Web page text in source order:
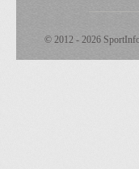
© 2012 - 2026